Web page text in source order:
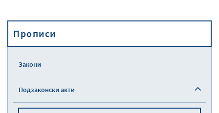
Прописи
Прописи
Закони
Подзаконски акти